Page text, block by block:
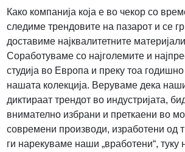
Како компанија која е во чекор со
следиме трендовите на пазарот и се
доставиме најквалитетните
Соработуваме со најголемите и
студија во Европа и преку тоа
нашата колекција. Веруваме дека
диктираат трендот во индустријата,
внимателно избрани и преткаени во
современи производи, изработени од
ги нарекуваме наши „вработени“, туку